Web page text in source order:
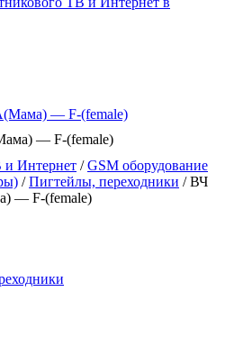
— F-(female)
и Интернет /GSM оборудование
/Пигтейлы, переходники / ВЧ
— F-(female)